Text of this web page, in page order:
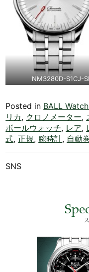
NM3280D-S1CJ-
Posted in BALL
リカ, クロノメーター,
ボールウォッチ, レア,
式, 正規, 腕時計, 自動
SNS